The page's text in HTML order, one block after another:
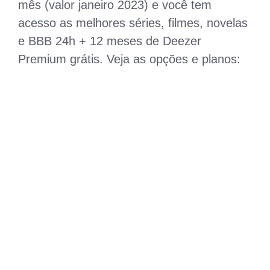
mês (valor janeiro 2023) e você tem
acesso as melhores séries, filmes, novelas
e BBB 24h + 12 meses de Deezer
Premium grátis. Veja as opções e planos: